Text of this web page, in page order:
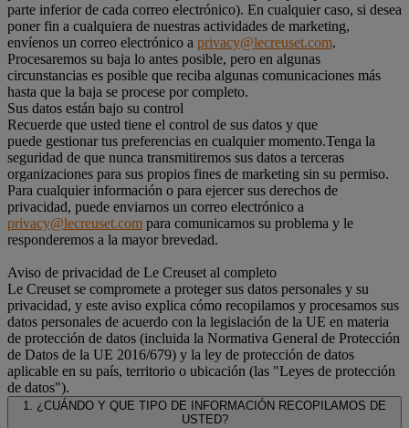
parte inferior de cada correo electrónico). En cualquier caso, si desea
poner fin a cualquiera de nuestras actividades de marketing,
envíenos un correo electrónico a privacy@lecreuset.com.
Procesaremos su baja lo antes posible, pero en algunas
circunstancias es posible que reciba algunas comunicaciones más
hasta que la baja se procese por completo.
Sus datos están bajo su control
Recuerde que usted tiene el control de sus datos y que
puede gestionar tus preferencias en cualquier momento.Tenga la
seguridad de que nunca transmitiremos sus datos a terceras
organizaciones para sus propios fines de marketing sin su permiso.
Para cualquier información o para ejercer sus derechos de
privacidad, puede enviarnos un correo electrónico a
privacy@lecreuset.com para comunicarnos su problema y le
responderemos a la mayor brevedad.
Aviso de privacidad de Le Creuset al completo
Le Creuset se compromete a proteger sus datos personales y su
privacidad, y este aviso explica cómo recopilamos y procesamos sus
datos personales de acuerdo con la legislación de la UE en materia
de protección de datos (incluida la Normativa General de Protección
de Datos de la UE 2016/679) y la ley de protección de datos
aplicable en su país, territorio o ubicación (las "Leyes de protección
de datos").
1. ¿CUÁNDO Y QUE TIPO DE INFORMACIÓN RECOPILAMOS DE
USTED?